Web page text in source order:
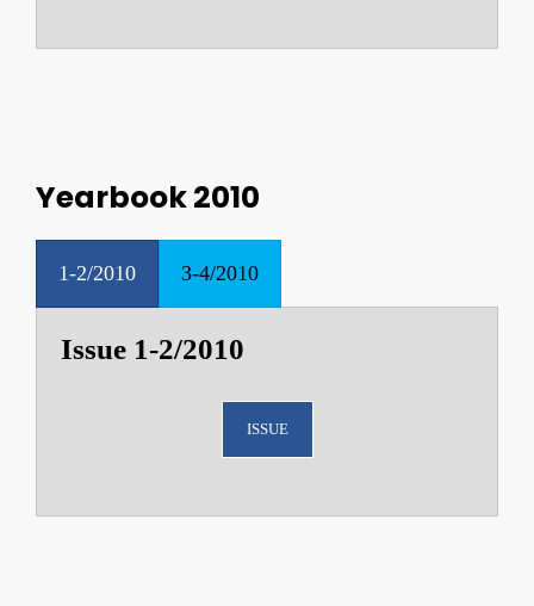
Yearbook 2010
1-2/2010 3-4/2010
Issue 1-2/2010
ISSUE